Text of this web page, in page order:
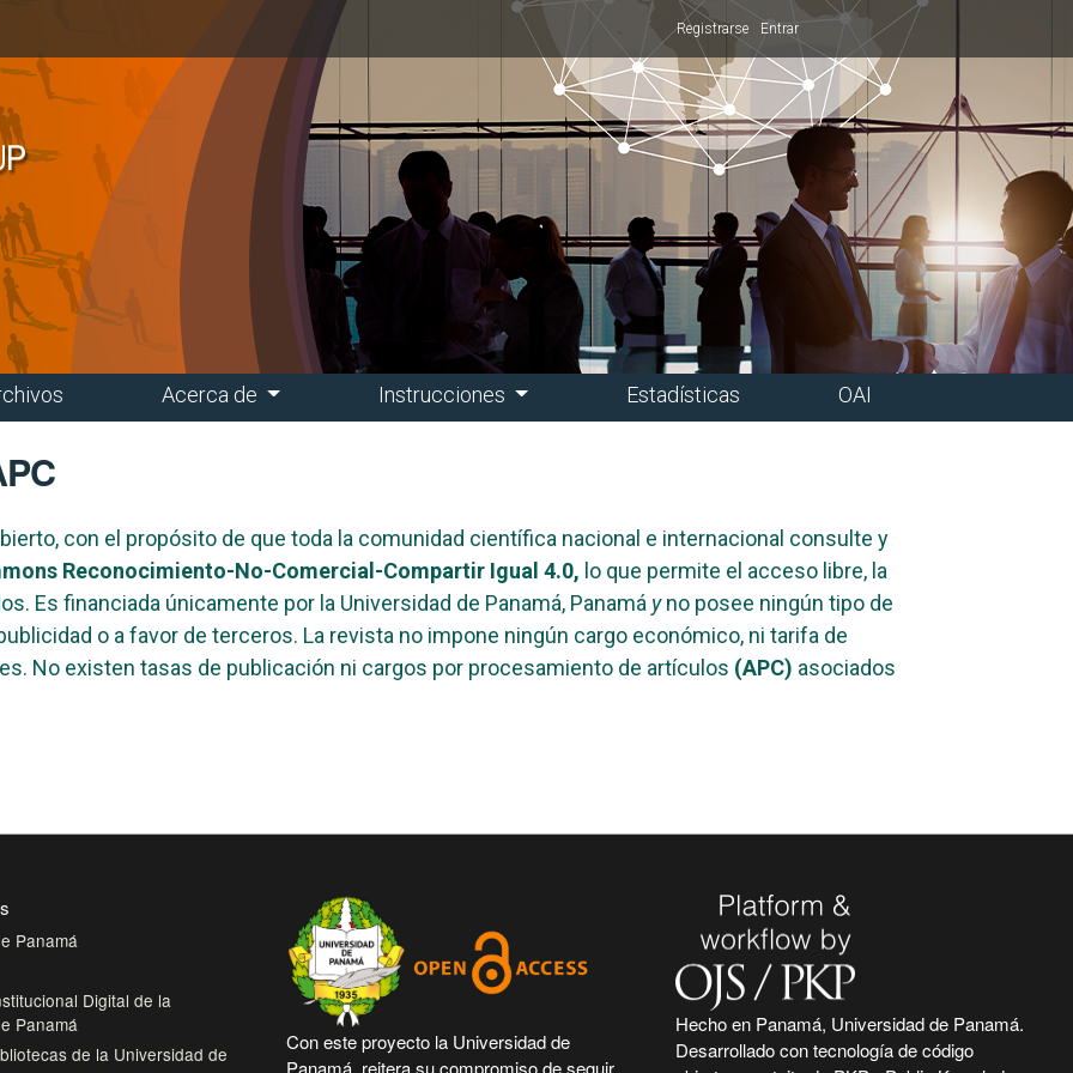
Registrarse Entrar
Acerca de Instrucciones Estadísticas OAI
con el propósito de que toda la comunidad científica nacional e internacional consulte y
Reconocimiento-No-Comercial-Compartir Igual 4.0, lo que permite el acceso libre, la
Es financiada únicamente por la Universidad de Panamá, Panamá yno posee ningún tipo de
o a favor de terceros. La revista no impone ningún cargo económico, ni tarifa de
No existen tasas de publicación ni cargos por procesamiento de artículos (APC) asociados
Panamá
Digital de la
Panamá
de la Universidad de
Con este proyecto la Universidad de
Hecho en Panamá, Universidad de Panamá.
Desarrollado con tecnología de código